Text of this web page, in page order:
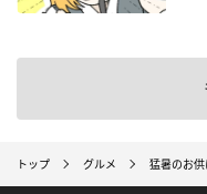
トップ グルメ 猛暑のお